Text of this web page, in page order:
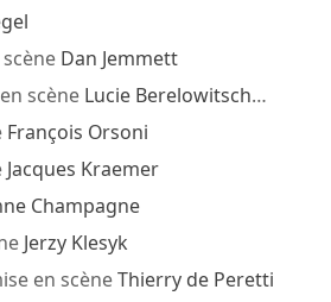
Dan Jemmett
scène Lucie Berelowitsch…
François Orsoni
Jacques Kraemer
Champagne
Jerzy Klesyk
en scèneThierry de Peretti